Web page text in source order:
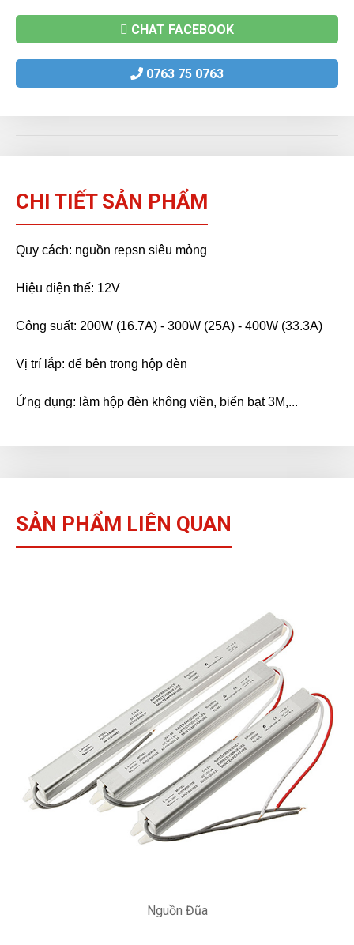
CHAT FACEBOOK
0763 75 0763
CHI TIẾT SẢN PHẨM
Quy cách: nguồn repsn siêu mỏng
Hiệu điện thế: 12V
Công suất: 200W (16.7A) - 300W (25A) - 400W (33.3A)
Vị trí lắp: để bên trong hộp đèn
Ứng dụng: làm hộp đèn không viền, biển bạt 3M,...
SẢN PHẨM LIÊN QUAN
Nguồn Đũa